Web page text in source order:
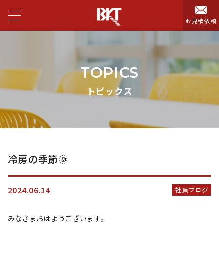
お見積依頼
TOPICS
トピックス
冷房の季節🌞
2024.06.14 社員ブログ
みなさまおはようございます。